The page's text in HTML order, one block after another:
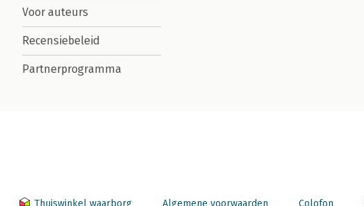
Voor auteurs
Recensiebeleid
Partnerprogramma